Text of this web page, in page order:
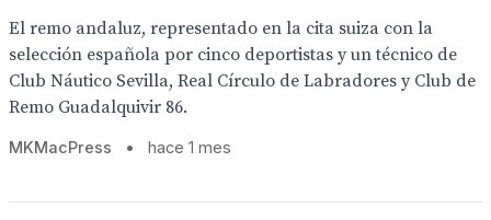
El remo andaluz, representado en la cita suiza con la
selección española por cinco deportistas y un técnico de
Club Náutico Sevilla, Real Círculo de Labradores y Club de
Remo Guadalquivir 86.
MKMacPress • hace 1 mes